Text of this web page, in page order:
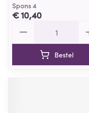
Spons 4
€ 10,40
Bestel